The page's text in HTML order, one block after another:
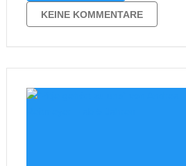
wer wohnt eigentlich alles beim
Weihnachtsmann? Natürlich seine
Frau, aber auch die Wichtel und
KEINE KOMMENTARE